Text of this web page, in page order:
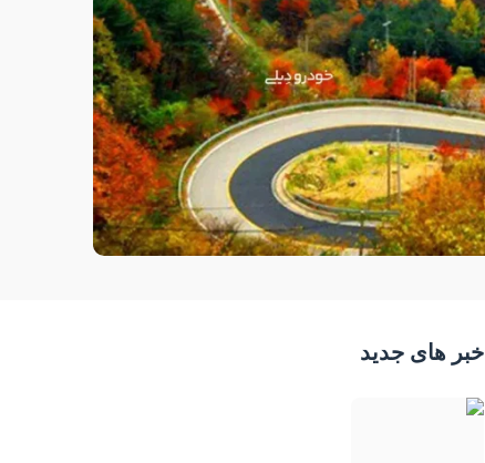
خبر های جدید